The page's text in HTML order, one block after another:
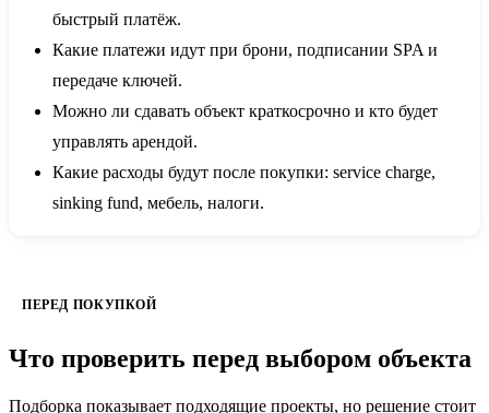
быстрый платёж.
Какие платежи идут при брони, подписании SPA и
передаче ключей.
Можно ли сдавать объект краткосрочно и кто будет
управлять арендой.
Какие расходы будут после покупки: service charge,
sinking fund, мебель, налоги.
ПЕРЕД ПОКУПКОЙ
Что проверить перед выбором объекта
Подборка показывает подходящие проекты, но решение стоит